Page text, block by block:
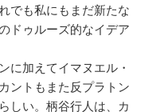
でも私にもまだ新たな
ドゥルーズ的なイデア
に加えてイマヌエル・
ントもまた反プラトン
しい。柄谷行人は、カ